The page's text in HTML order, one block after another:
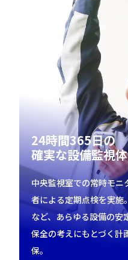
24時間365日の
確実な設備監視
中央監視室での常時モ
者による定期点検を実施
など、あらゆる設備の安
保全の考えにもとづく計
保。